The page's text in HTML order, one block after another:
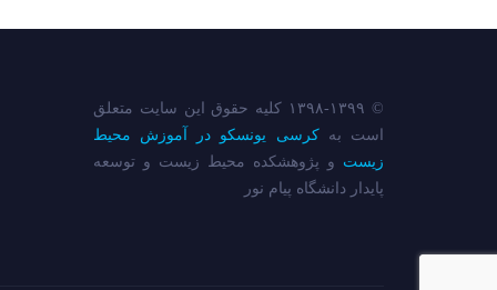
© ۱۳۹۸-۱۳۹۹ کلیه حقوق این سایت متعلق
است بهکرسی یونسکو در آموزش محیط
زیست و پژوهشکده محیط زیست و توسعه
پایدار دانشگاه پیام نور